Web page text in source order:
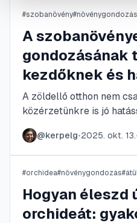
éveken át otthonunk
egészséges és virágzó
#szobanövény#növénygondozás
A
kezdőknek és
A zöldellő otthon nem
közérzetünkre is jó
azokat az alapvető
praktikákat, amelyekkel
egészségesek és
a leggyakoribb
@kerpelg•2025. okt. 13.
#orchidea#növénygondozás#
Hogyan éleszd
orchideát: